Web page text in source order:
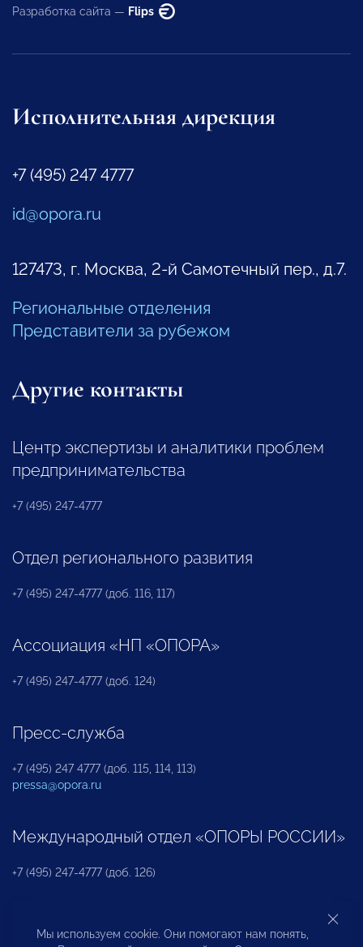
Разработка сайта — Flips
Исполнительная дирекция
+7 (495) 247 4777
id@opora.ru
127473, г. Москва, 2-й Самотечный пер., д.7.
Региональные отделения
Представители за рубежом
Другие контакты
Центр экспертизы и аналитики проблем
предпринимательства
+7 (495) 247-4777
Отдел регионального развития
+7 (495) 247-4777 (доб. 116, 117)
Ассоциация «НП «ОПОРА»
+7 (495) 247-4777 (доб. 124)
Пресс-служба
+7 (495) 247 4777 (доб. 115, 114, 113)
pressa@opora.ru
Международный отдел «ОПОРЫ РОССИИ»
+7 (495) 247-4777 (доб. 126)
Бюро по защите прав предпринимателей и
Мы используем cookie. Они помогают нам понять,